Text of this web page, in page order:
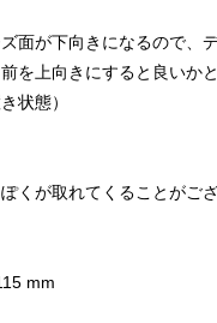
面が下向きになるので、
を上向きにすると良いかと
状態）
くが取れてくることがご
mm